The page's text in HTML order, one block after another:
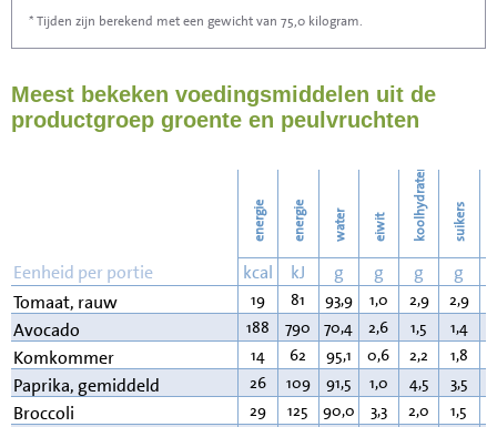
Stofzuigen
Strijken 17
19
* Tijden zijn berekend met een gewicht van 75,0 kilogram.
Meest bekeken voedingsmiddelen uit de
productgroep groente en peulvruchten
energie energie water eiwit koolhydraten suikers
Eenheid per portie kcal kJ g g g g
Tomaat, rauw
19 81 93,9 1,0 2,9 2,9
Avocado 188 790 70,4 2,6 1,5 1,4
Komkommer 14 62 95,1 0,6 2,2 1,8
Paprika, gemiddeld 26 109 91,5 1,0 4,5 3,5
Broccoli 29 125 90,0 3,3 2,0 1,5